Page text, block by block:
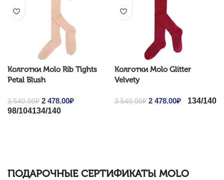
Колготки Molo Rib Tights
Petal Blush
3 540.00₽ Original price was: 3
540.00₽.
2 478.00₽
98/104134/140
Колготки Molo Glitter
Velvety
3 540.00₽ Original price was: 3
2 478.00₽ Current
134/140
ПОДАРОЧНЫЕ СЕРТИФИКАТЫ MOLO